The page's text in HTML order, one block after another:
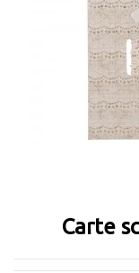
Carte